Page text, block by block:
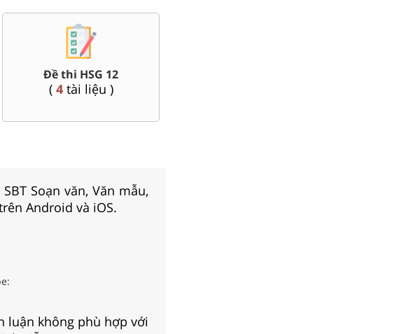
ĐHQG
Chí Minh... Đề thi giữa kì, cuối kì 12
Soạn văn, Văn mẫu,
Android và iOS.
luận không phù hợp với